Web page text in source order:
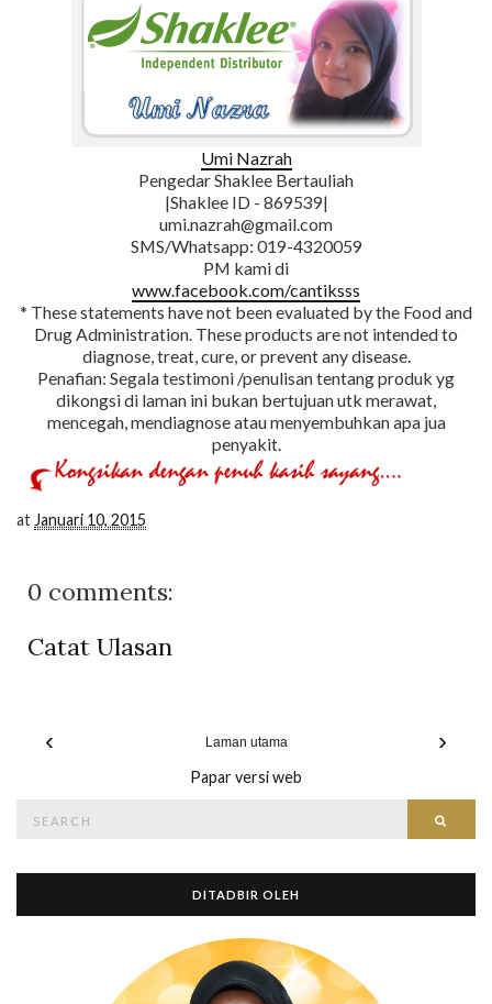
Umi Nazrah
Pengedar Shaklee Bertauliah
|Shaklee ID - 869539|
umi.nazrah@gmail.com
SMS/Whatsapp: 019-4320059
PM kami di
www.facebook.com/cantiksss
* These statements have not been evaluated by the Food and
Drug Administration. These products are not intended to
diagnose, treat, cure, or prevent any disease.
Penafian: Segala testimoni /penulisan tentang produk yg
dikongsi di laman ini bukan bertujuan utk merawat,
mencegah, mendiagnose atau menyembuhkan apa jua
penyakit.
at Januari 10, 2015
0 comments:
Catat Ulasan
‹ ›
Laman utama
Papar versi web
for:
DITADBIR OLEH